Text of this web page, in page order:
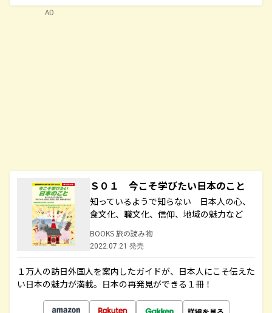
Ｓ０１ 今こそ学びたい日本のこと
知っているようで知らない 日本人の心、
食文化、職文化、信仰、地域の魅力など
BOOKS 旅の読み物
2022.07.21 発売
１万人の訪日外国人を案内したガイドが、日本人にこそ伝えた
い日本の魅力が満載。日本の再発見ができる１冊！
AD